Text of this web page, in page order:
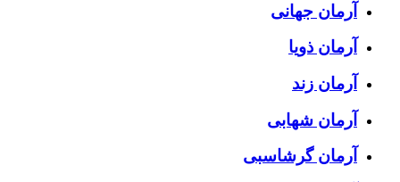
آرمان جهانی
آرمان ذویا
آرمان زند
آرمان شهابی
آرمان گرشاسبی